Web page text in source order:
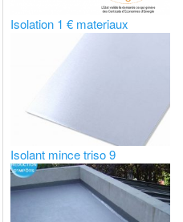
Isolation 1 € materiaux
Isolant mince triso 9